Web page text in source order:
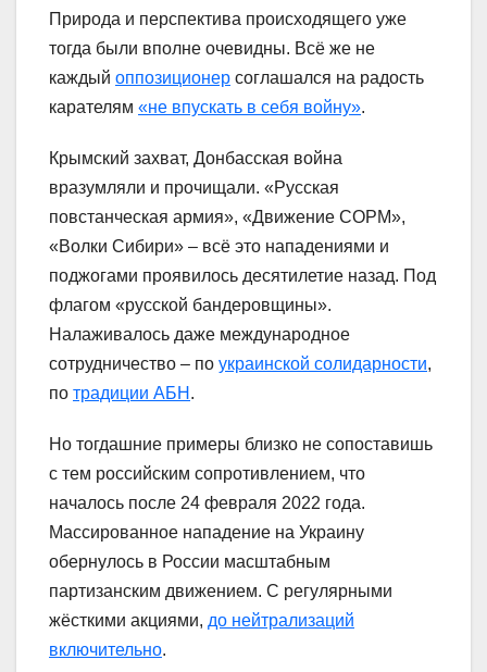
Природа и перспектива происходящего уже
тогда были вполне очевидны. Всё же не
каждый оппозиционер соглашался на радость
карателям «не впускать в себя войну».
Крымский захват, Донбасская война
вразумляли и прочищали. «Русская
повстанческая армия», «Движение СОРМ»,
«Волки Сибири» – всё это нападениями и
поджогами проявилось десятилетие назад. Под
флагом «русской бандеровщины».
Налаживалось даже международное
сотрудничество – по украинской солидарности,
по традиции АБН .
Но тогдашние примеры близко не сопоставишь
с тем российским сопротивлением, что
началось после 24 февраля 2022 года.
Массированное нападение на Украину
обернулось в России масштабным
партизанским движением. С регулярными
жёсткими акциями, до нейтрализаций
включительно.